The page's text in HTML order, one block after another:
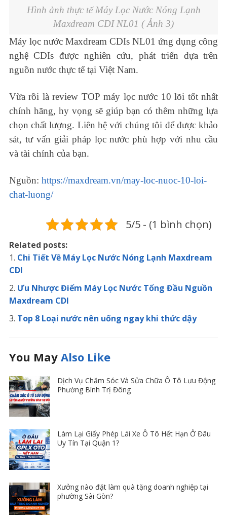
Hình ảnh thực tế Máy Lọc Nước Nóng Lạnh
Maxdream CDI NL01 ( Ảnh 3)
Máy lọc nước Maxdream CDIs NL01 ứng dụng công
nghệ CDIs được nghiên cứu, phát triển dựa trên
nguồn nước thực tế tại Việt Nam.
Vừa rồi là review TOP máy lọc nước 10 lõi tốt nhất
chính hãng, hy vọng sẽ giúp bạn có thêm những lựa
chọn chất lượng. Liên hệ với chúng tôi để được khảo
sát, tư vấn giải pháp lọc nước phù hợp với nhu cầu
và tài chính của bạn.
Nguồn: https://maxdream.vn/may-loc-nuoc-10-loi-
chat-luong/
5/5 - (1 bình chọn)
Related posts:
Chi Tiết Về Máy Lọc Nước Nóng Lạnh Maxdream
CDI
Ưu Nhược Điểm Máy Lọc Nước Tổng Đầu Nguồn
Maxdream CDI
Top 8 Loại nước nên uống ngay khi thức dậy
You May Also Like
Dịch Vụ Chăm Sóc Và Sửa Chữa Ô Tô Lưu Động
Phường Bình Trị Đông
Làm Lại Giấy Phép Lái Xe Ô Tô Hết Hạn Ở Đâu
Uy Tín Tại Quận 1?
Xưởng nào đặt làm quà tặng doanh nghiệp tại
phường Sài Gòn?